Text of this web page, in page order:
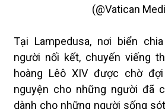
(@Vatican
Tại Lampedusa, nơi biển
người nối kết, chuyến viếng
hoàng Lêô XIV được chờ
nguyện cho những người đã
dành cho những người sống